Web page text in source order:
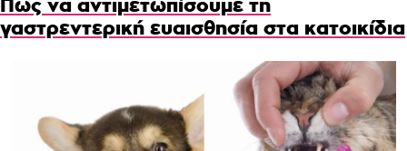
Πως να αντιμετωπίσουμε τη
γαστρεντερική ευαισθησία στα κατοικίδια